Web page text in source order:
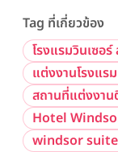
Tag ที่เกี่ยวข้อง
โรงแรมวินเซอร์
แต่งงานโรงแร
สถานที่แต่งงาน
Hotel
windsor